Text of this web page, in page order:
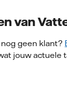
van
geen klant?
jouw actuele